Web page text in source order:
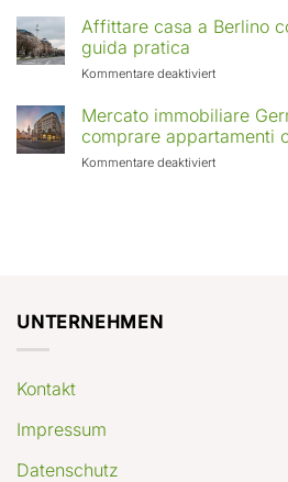
in
Europa:
in
crescita
rendimenti
Affittare casa a Berlino
guida pratica
Kommentare deaktiviertfür
casa
a
Berlino
con
Mercato immobiliare
comprare appartamenti
Kommentare deaktiviertfür
UNTERNEHMEN
Kontakt
Impressum
Datenschutz